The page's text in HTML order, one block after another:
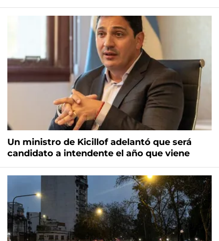
Un ministro de Kicillof adelantó que será
candidato a intendente el año que viene